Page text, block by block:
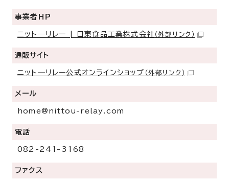
事業者ＨＰ
ニット―リレー | 日東食品工業株式会社 （外部リンク）
通販サイト
ニット―リレー公式オンラインショップ （外部リンク）
メール
home@nittou-relay.com
電話
082-241-3168
ファクス